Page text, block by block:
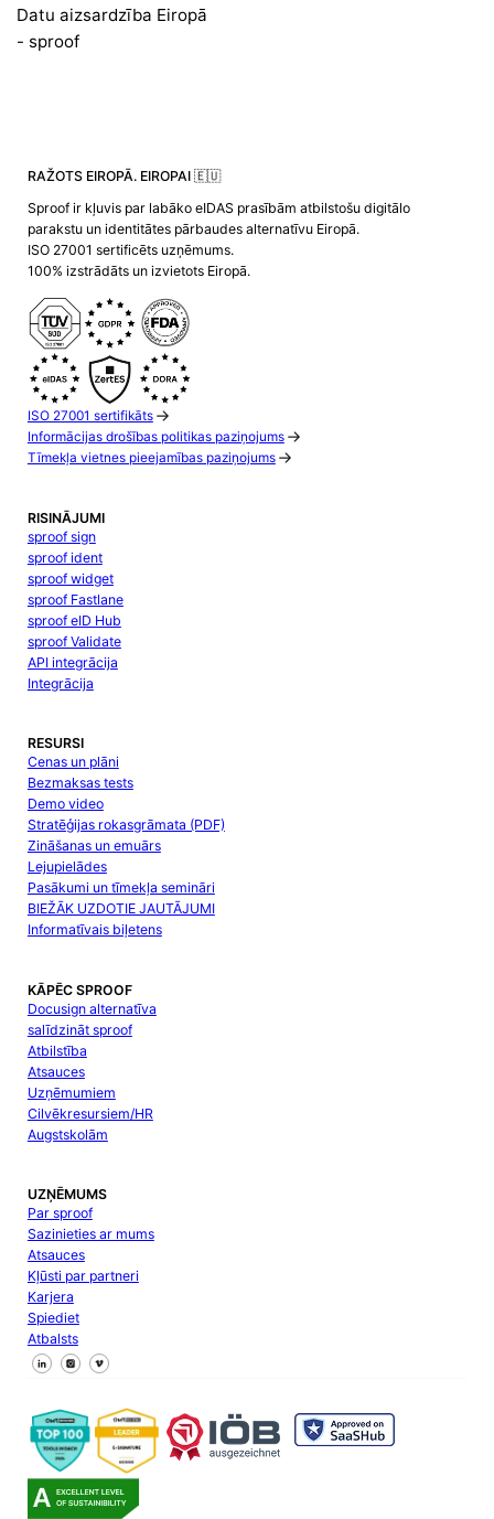
Datu aizsardzība Eiropā
- sproof
RAŽOTS EIROPĀ. EIROPAI 🇪🇺
Sproof ir kļuvis par labāko eIDAS prasībām atbilstošu digitālo
parakstu un identitātes pārbaudes alternatīvu Eiropā.
ISO 27001 sertificēts uzņēmums.
100% izstrādāts un izvietots Eiropā.
ISO 27001 sertifikāts
Informācijas drošības politikas paziņojums
Tīmekļa vietnes pieejamības paziņojums
RISINĀJUMI
sproof sign
sproof ident
sproof widget
sproof Fastlane
sproof eID Hub
sproof Validate
API integrācija
Integrācija
RESURSI
Cenas un plāni
Bezmaksas tests
Demo video
Stratēģijas rokasgrāmata (PDF)
Zināšanas un emuārs
Lejupielādes
Pasākumi un tīmekļa semināri
BIEŽĀK UZDOTIE JAUTĀJUMI
Informatīvais biļetens
KĀPĒC SPROOF
Docusign alternatīva
salīdzināt sproof
Atbilstība
Atsauces
Uzņēmumiem
Cilvēkresursiem/HR
Augstskolām
UZŅĒMUMS
Par sproof
Sazinieties ar mums
Atsauces
Kļūsti par partneri
Karjera
Spiediet
Atbalsts
Sekojiet mums Facebook
Sekojiet mums X
Sekojiet mums LinkedIn